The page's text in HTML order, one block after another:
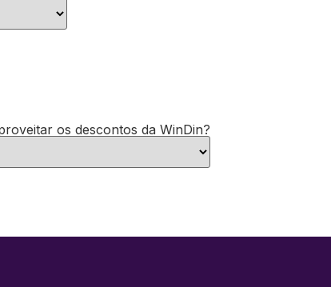
os descontos da WinDin?